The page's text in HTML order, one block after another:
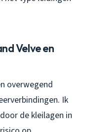
Velve en
overwegend
Ik
de kleilagen in